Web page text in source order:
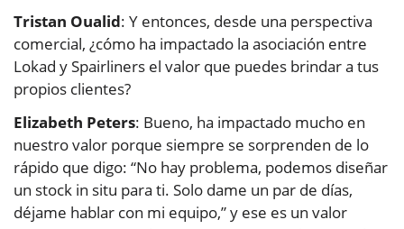
Tristan Oualid: Y entonces, desde una perspectiva
comercial, ¿cómo ha impactado la asociación entre
Lokad y Spairliners el valor que puedes brindar a tus
propios clientes?
Elizabeth Peters: Bueno, ha impactado mucho en
nuestro valor porque siempre se sorprenden de lo
rápido que digo: “No hay problema, podemos diseñar
un stock in situ para ti. Solo dame un par de días,
déjame hablar con mi equipo,” y ese es un valor